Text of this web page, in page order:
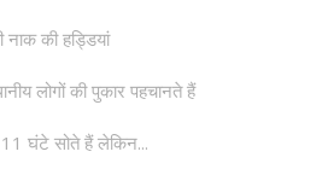
नाक की हड्डियां
लोगों की पुकार पहचानते हैं
घंटे सोते हैं लेकिन...